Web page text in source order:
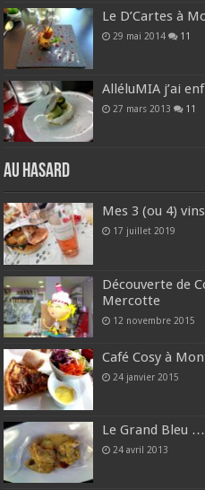
Le D’Cartes à
29 mai 2014 11
AlléluMIA j’ai
27 mars 2013 11
Au hasard
Mes 3 (ou 4)
17 juillet 2019
Découverte de
Mercotte
12 novembre 2015
Café Cosy à
24 janvier 2015
Le Grand Bleu
24 avril 2013